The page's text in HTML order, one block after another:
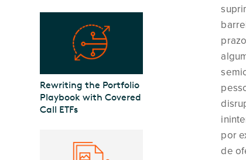
por
de
Rewriting the Portfolio
Playbook with Covered
Call ETFs